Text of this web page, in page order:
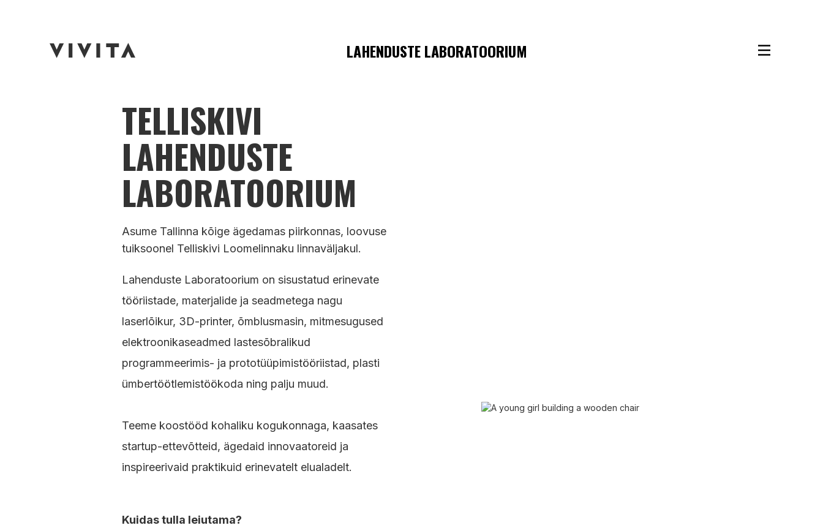
LAHENDUSTE LABORATOORIUM
TELLISKIVI
LAHENDUSTE
LABORATOORIUM
Asume Tallinna kõige ägedamas piirkonnas, loovuse
tuiksoonel Telliskivi Loomelinnaku linnaväljakul.
Lahenduste Laboratoorium on sisustatud erinevate
tööriistade, materjalide ja seadmetega nagu
laserlõikur, 3D-printer, õmblusmasin, mitmesugused
elektroonikaseadmed lastesõbralikud
programmeerimis- ja prototüüpimistööriistad, plasti
ümbertöötlemistöökoda ning palju muud.
Teeme koostööd kohaliku kogukonnaga, kaasates
startup-ettevõtteid, ägedaid innovaatoreid ja
inspireerivaid praktikuid erinevatelt elualadelt.
Kuidas tulla leiutama?